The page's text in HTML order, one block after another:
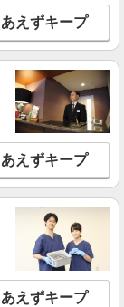
い有/週払い有/交
を見る
代活躍中！働き
い有/週払い有/交
を見る
えずキープ
えずキープ
えずキープ